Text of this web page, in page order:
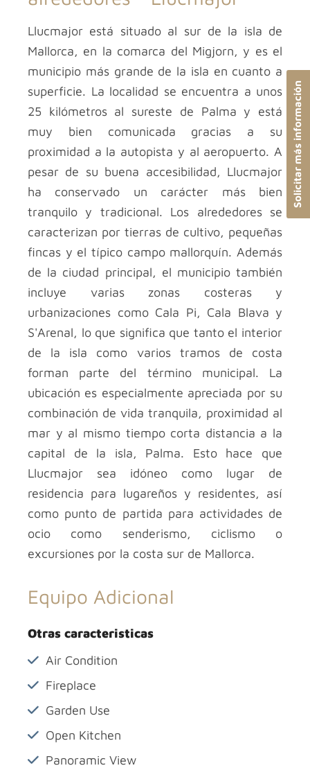
Llucmajor está situado al sur de la isla de
Mallorca, en la comarca del Migjorn, y es el
municipio más grande de la isla en cuanto a
superficie. La localidad se encuentra a unos
25 kilómetros al sureste de Palma y está
muy bien comunicada gracias a su
proximidad a la autopista y al aeropuerto. A
pesar de su buena accesibilidad, Llucmajor
ha conservado un carácter más bien
tranquilo y tradicional. Los alrededores se
caracterizan por tierras de cultivo, pequeñas
fincas y el típico campo mallorquín. Además
de la ciudad principal, el municipio también
incluye varias zonas costeras y
urbanizaciones como Cala Pi, Cala Blava y
S'Arenal, lo que significa que tanto el interior
de la isla como varios tramos de costa
forman parte del término municipal. La
ubicación es especialmente apreciada por su
combinación de vida tranquila, proximidad al
mar y al mismo tiempo corta distancia a la
capital de la isla, Palma. Esto hace que
Llucmajor sea idóneo como lugar de
residencia para lugareños y residentes, así
como punto de partida para actividades de
ocio como senderismo, ciclismo o
excursiones por la costa sur de Mallorca.
Equipo Adicional
Otras caracteristicas
Air Condition
Fireplace
Garden Use
Open Kitchen
Panoramic View
Solicitar más información